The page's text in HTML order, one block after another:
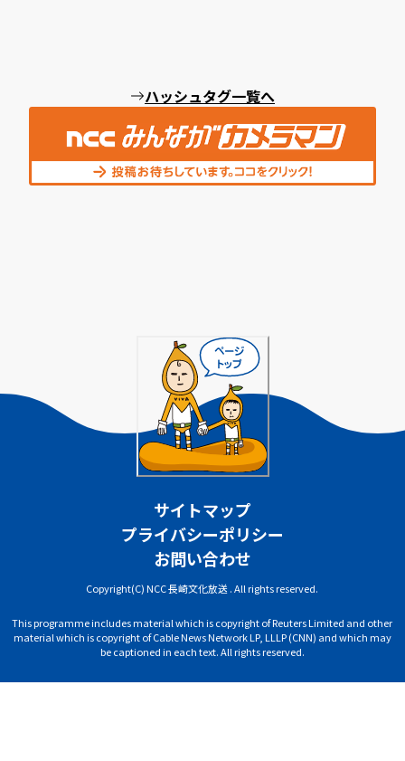
ハッシュタグ一覧へ
サイトマップ
プライバシーポリシー
お問い合わせ
Copyright(C) NCC 長崎文化放送 . All rights reserved.
This programme includes material which is copyright of Reuters Limited and other
material which is copyright of Cable News Network LP, LLLP (CNN) and which may
be captioned in each text. All rights reserved.